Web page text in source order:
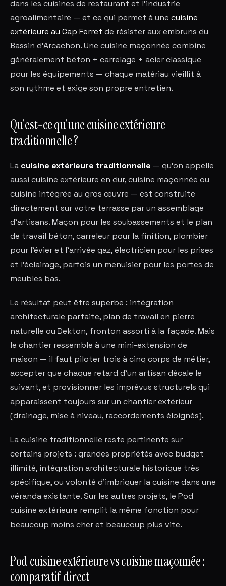
dans les cuisines de restaurant et l'industrie
agroalimentaire — et ce qui permet à une cuisine
extérieure au Cap Ferret de résister aux embruns du
Bassin d'Arcachon. Une cuisine maçonnée combine
généralement béton + carrelage + acier classique
pour les équipements — chaque matériau vieillit à
son rythme et exige son propre entretien.
Qu'est-ce qu'une cuisine extérieure
traditionnelle ?
La cuisine extérieure traditionnelle — qu'on appelle
aussi cuisine extérieure en dur, cuisine maçonnée ou
cuisine intégrée au gros œuvre — est construite
directement sur votre terrasse par un assemblage
d'artisans. Maçon pour les soubassements et le plan
de travail béton, carreleur pour la finition, plombier
pour l'évier et l'arrivée gaz, électricien pour les prises
et l'éclairage, parfois un menuisier pour les portes de
meubles bas.
Le résultat peut être superbe : intégration
architecturale parfaite, plan de travail en pierre
naturelle ou Dekton, fronton assorti à la façade. Mais
le chantier ressemble à une mini-extension de
maison — il faut piloter trois à cinq corps de métier,
accepter que chaque retard d'un artisan décale le
suivant, et provisionner les imprévus structurels qui
apparaissent toujours sur un chantier extérieur
(drainage, mise à niveau, raccordements éloignés).
La cuisine traditionnelle reste pertinente sur
certains projets : grandes propriétés avec budget
illimité, intégration architecturale historique très
spécifique, ou volonté d'imbriquer la cuisine dans une
véranda existante. Sur les autres projets, le Pod
cuisine extérieure remplit la même fonction pour
beaucoup moins cher et beaucoup plus vite.
Pod cuisine extérieure vs cuisine maçonnée :
comparatif direct